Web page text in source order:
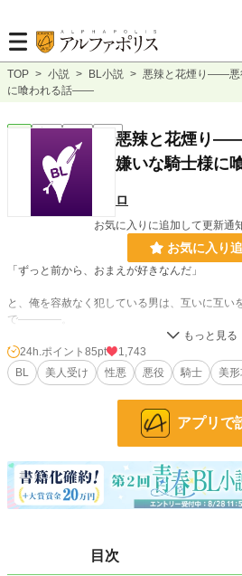
TOP > 小説 > BL小説 > 悪辣と花煙り――悪
に喰われる話――
完結 長編
悪辣と花煙り
嫌いな騎士様
ロ
お気に入りに追加して更新通
お気に入り
「ずっと前から、おまえが好きなんだ」
と、俺を容赦なく犯している男は、互いに互い
で――――。
「悪役令嬢」に仕えている性悪で悪辣な従者が
ようと、裏で暗躍していたら、大嫌いな騎士様
益のために手を組んだものの、嫌いなことに変
やったら、何故かがっつり喰われてしまった話
※ムーンライトノベルズでも公開しています（
小説 12,284 位 / 228,888 件
1,217
24h.ポイント 85pt
1,743
BL
美人受け 性悪 悪役 騎士 美形
アプリで
目次